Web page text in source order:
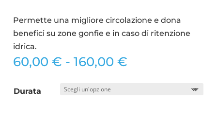
Permette una migliore circolazione e dona
benefici su zone gonfie e in caso di ritenzione
idrica.
60,00€ - 160,00€
Durata